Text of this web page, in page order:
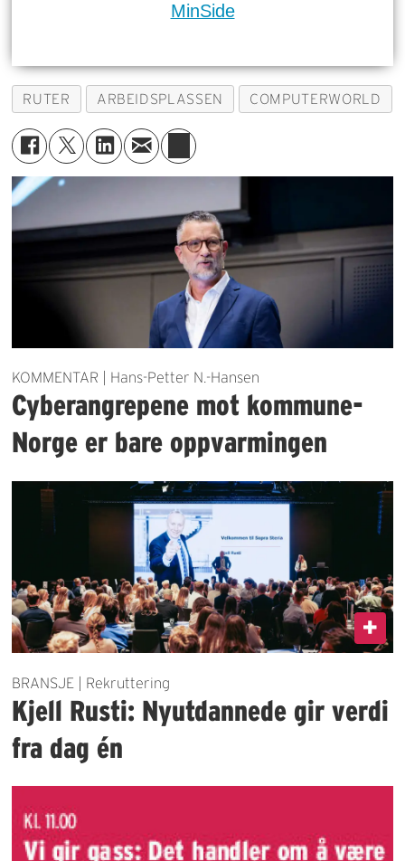
MinSide
RUTER ARBEIDSPLASSEN COMPUTERWORLD
KOMMENTAR | Hans-Petter N.-Hansen
Cyberangrepene mot kommune-
Norge er bare oppvarmingen
BRANSJE | Rekruttering
Kjell Rusti: Nyutdannede gir verdi
fra dag én